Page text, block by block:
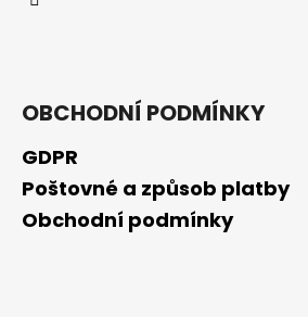
OBCHODNÍ PODMÍNKY
GDPR
Poštovné a způsob platby
Obchodní podmínky